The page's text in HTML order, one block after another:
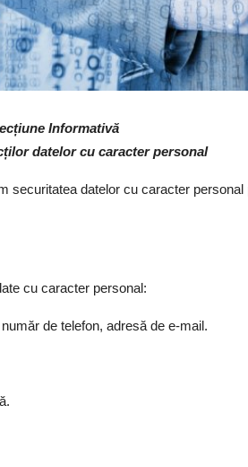
Informativă
datelor cu caracter personal
securitatea datelor cu caracter
cu caracter personal:
de telefon, adresă de e-mail.